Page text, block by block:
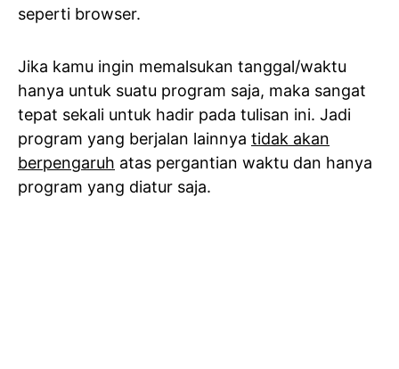
seperti browser.
Jika kamu ingin memalsukan tanggal/waktu
hanya untuk suatu program saja, maka sangat
tepat sekali untuk hadir pada tulisan ini. Jadi
program yang berjalan lainnya tidak akan
berpengaruh atas pergantian waktu dan hanya
program yang diatur saja.